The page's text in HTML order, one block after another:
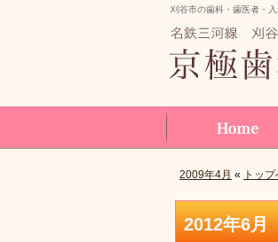
2012年6月
刈谷市の歯科・歯医者・
2009年4月 « トッ